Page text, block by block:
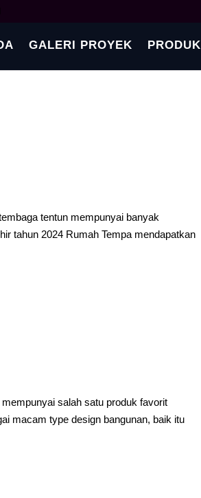
GALERI PROYEK PRODUK
tentun mempunyai banyak
tahun 2024 Rumah Tempa mendapatkan
salah satu produk favorit
macam type design bangunan, baik itu